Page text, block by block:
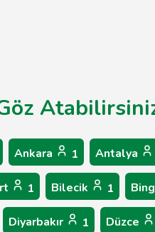
Ankara 1 Antalya
1 Bilecik 1
Diyarbakır 1 Düzce